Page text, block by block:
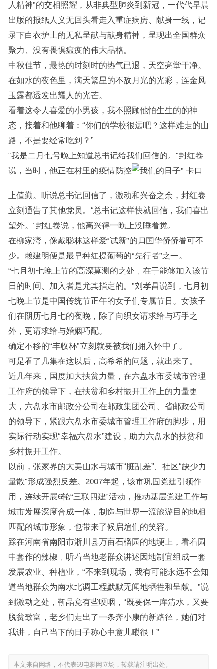
人精神”的交相照耀，从非典型肺炎到新冠，一代代早晨
出版的报纸人义无回头看走入重症病房、献身一线，记
录下白衣护士的无私呈献与献身精神，呈现出全国群众
聚力、没有畏惧瘟疫的伟大品格。
中秋佳节，最热的时刻时的热气已退，天空亮堂干净。
在如水的夜色里，满天繁星的不敌月光的光彩，连金风
玉露都透发出耀人的光芒。
看着这令人喜爱的小男孩，我不照顾他怕生生的的神
态，接着和他聊着：“你们的学校很远吧？这样难走的山
路，不是要经常吃到？”
“我是二月七号晚上知道总书记给我们回信的。”封红卷
说，当时，他正在村里的疫情防控
卡口
上值勤。听说总书记回信了，激动和兴奋之余，封红卷
立刻通告了其他党员。“总书记这样快就回信，我们喜出
望外。”封红卷说，他高兴得一晚上没睡着觉。
在柳家湾，像戴聪林这样爱“试新”的归国华侨侨眷可不
少。赖建明便是最早种红提葡萄的“先行者”之一。
“七月初七晚上节的高深莫测的之处，在于能够加入该节
日的时间、加入者是尤其指定的。”刘孝昌说到，七月初
七晚上节是中国传统节正午的女子们专属节日。女孩子
们在阴历七月七的夜晚，除了向织女请求给与巧手之
外，更请求给与婚姻巧配。
确定不移的“丰收杯”立刻就要被我们拥入怀中了。
可是看了几集在这以后，高希希的问题，就出来了。
近几年来，国度加大扶贫力量，在六盘水市委城市管理
工作府的领导下，在扶贫和乡村振开工作上的力量更
大，六盘水市邮政分公司在邮政集团公司、省邮政公司
的领导下，紧跟六盘水市委城市管理工作府的脚步，用
实际行动实现“幸福六盘水”建设，助力六盘水的扶贫和
乡村振开工作。
以前，张家界的大美山水与城市“脏乱差”、社区“缺少力
量散”形成强烈反差。2007年起，该市巩固党建引领作
用，连续开展6轮“三联四建”活动，推动基层党建工作与
城市发展深度合成一体，制造与世界一流旅游目的地相
匹配的城市形象，也带来了候启煊们的笑容。
踩在河南省南阳市淅川县万亩石榴园的地埂上，看着园
中套作的辣椒，听着当地老群众讲述因地制宜组成一套
发展农业、种植业，“不来到现场，我有可能永远不会知
道当地群众为南水北调工程默默无闻地牺牲和呈献。”说
到激动之处，靳晶竟有些哽咽，“既要保一库清水，又要
脱贫致富，老乡们走出了一条奔小康的新路径，她们对
我讲，自己当下的日子称心中意儿嘞很！”
本文来自网络，不代表69电影网立场，转载请注明出处。